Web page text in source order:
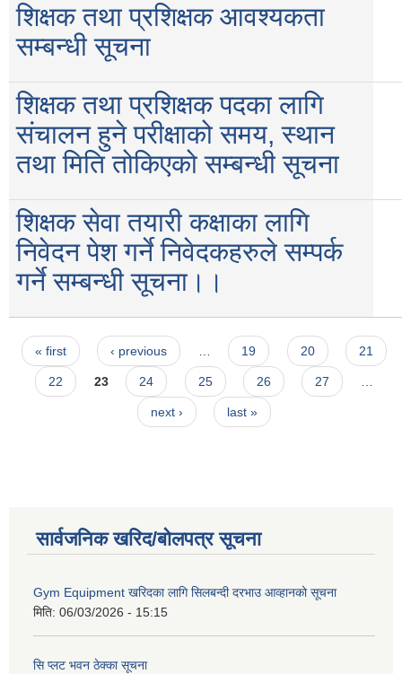
शिक्षक तथा प्रशिक्षक आवश्यकता
सम्बन्धी सूचना
शिक्षक तथा प्रशिक्षक पदका लागि
संचालन हुने परीक्षाको समय, स्थान
तथा मिति तोकिएको सम्बन्धी सूचना
शिक्षक सेवा तयारी कक्षाका लागि
निवेदन पेश गर्ने निवेदकहरुले सम्पर्क
गर्ने सम्बन्धी सूचना।।
Pages
« first ‹ previous 19 20 21
22 23 24 25 26 27
next › last »
सार्वजनिक खरिद/बोलपत्र सूचना
Gym Equipment खरिदका लागि सिलबन्दी दरभाउ आव्हानको सूचना
मिति: 06/03/2026 - 15:15
सि प्लट भवन ठेक्का सूचना